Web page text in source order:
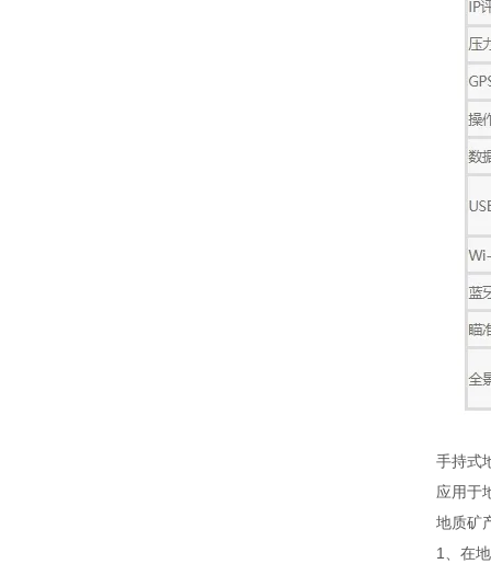
手持式地
应用于地
地质矿
1、在地